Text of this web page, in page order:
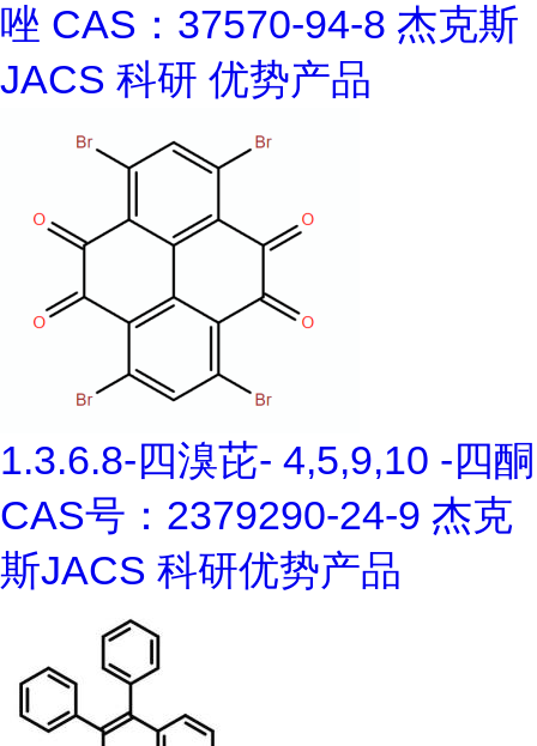
唑 CAS：37570-94-8 杰克斯
JACS 科研 优势产品
1.3.6.8-四溴芘- 4,5,9,10 -四酮
CAS号：2379290-24-9 杰克
斯JACS 科研优势产品